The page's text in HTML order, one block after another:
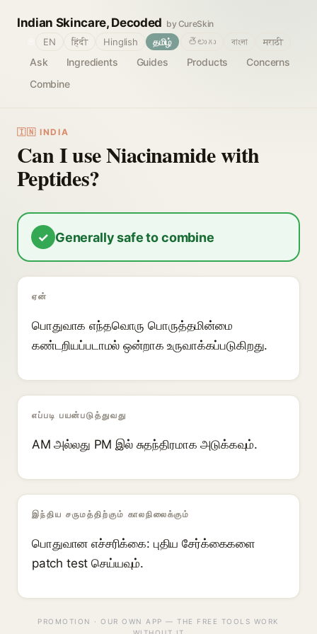
Indian Skincare, Decoded by CureSkin
Ask Ingredients Guides Products
Concerns
Combine
EN हिंदी Hinglish தமிழ் తెలుగు বাংলা मराठी
🇮🇳 INDIA
Can I use Niacinamide with
Peptides?
✓ Generally safe to combine
ஏன்
பொதுவாக எந்தவொரு பொருத்தமின்மை
கண்டறியப்படாமல் ஒன்றாக உருவாக்கப்படுகிறது.
எப்படி பயன்படுத்துவது
AM அல்லது PM இல் சுதந்திரமாக அடுக்கவும்.
இந்திய சருமத்திற்கும் காலநிலைக்கும்
பொதுவான எச்சரிக்கை: புதிய சேர்க்கைகளை
patch test செய்யவும்.
PROMOTION · OUR OWN APP — THE FREE TOOLS WORK